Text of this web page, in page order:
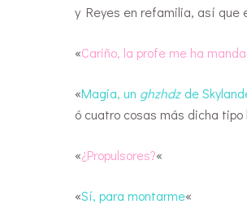
y Reyes en refamilia, así que
«Cariño, la profe me ha
«Magia, un ghzhdzde
ó cuatro cosas más dicha
«¿Propulsores?«
«Sí, para montarme«